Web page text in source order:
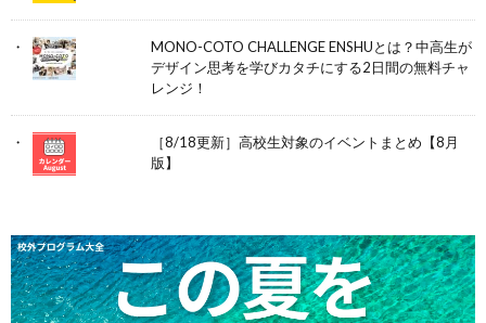
MONO-COTO CHALLENGE ENSHUとは？中高生が
デザイン思考を学びカタチにする2日間の無料チャ
レンジ！
［8/18更新］高校生対象のイベントまとめ【8月
版】